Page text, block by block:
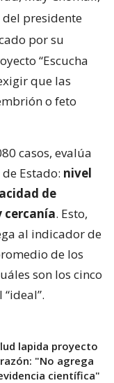
presidente
por su
“Escucha
que las
o feto
casos, evalúa
Estado: nivel
de
cercanía. Esto,
al indicador de
de los
son los cinco
lapida proyecto
"No agrega
científica"